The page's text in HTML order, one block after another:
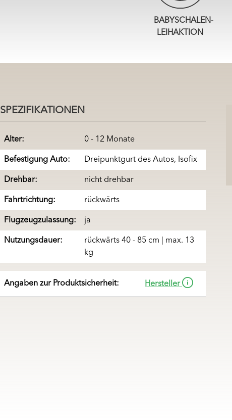
BABYSCHALEN-
LEIHAKTION
SPEZIFIKATIONEN
Alter: 0 - 12 Monate
Befestigung Auto: Dreipunktgurt des Autos, Isofix
Drehbar: nicht drehbar
Fahrtrichtung: rückwärts
Flugzeugzulassung: ja
Nutzungsdauer:
rückwärts 40 - 85 cm | max. 13
kg
Angaben zur Produktsicherheit: Hersteller